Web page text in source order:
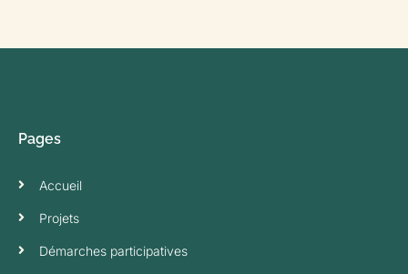
Pages
Accueil
Projets
Démarches participatives